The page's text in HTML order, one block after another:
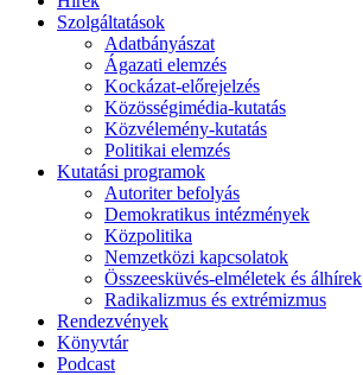
Szolgáltatások
Adatbányászat
Ágazati elemzés
Kockázat-előrejelzés
Közösségimédia-kutatás
Közvélemény-kutatás
Politikai elemzés
Kutatási programok
Autoriter befolyás
Demokratikus intézmények
Közpolitika
Nemzetközi kapcsolatok
Összeesküvés-elméletek és álhírek
Radikalizmus és extrémizmus
Rendezvények
Könyvtár
Podcast